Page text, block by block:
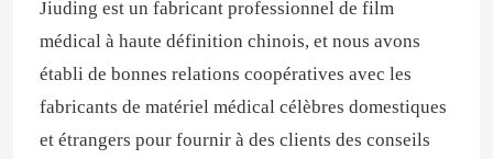
Jiuding est un fabricant professionnel de film
médical à haute définition chinois, et nous avons
établi de bonnes relations coopératives avec les
fabricants de matériel médical célèbres domestiques
et étrangers pour fournir à des clients des conseils